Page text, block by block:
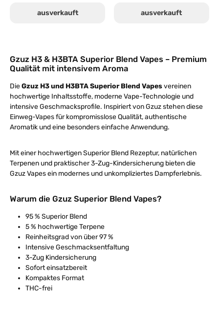
ausverkauft ausverkauft
Gzuz H3 & H3BTA Superior Blend Vapes – Premium
Qualität mit intensivem Aroma
DieGzuz H3 und H3BTA Superior Blend Vapesvereinen
hochwertige Inhaltsstoffe, moderne Vape-Technologie und
intensive Geschmacksprofile. Inspiriert von Gzuz stehen diese
Einweg-Vapes für kompromisslose Qualität, authentische
Aromatik und eine besonders einfache Anwendung.
Mit einer hochwertigen Superior Blend Rezeptur, natürlichen
Terpenen und praktischer 3-Zug-Kindersicherung bieten die
Gzuz Vapes ein modernes und unkompliziertes Dampferlebnis.
Warum die Gzuz Superior Blend Vapes?
95 % Superior Blend
5 % hochwertige Terpene
Reinheitsgrad von über 97 %
Intensive Geschmacksentfaltung
3-Zug Kindersicherung
Sofort einsatzbereit
Kompaktes Format
THC-frei